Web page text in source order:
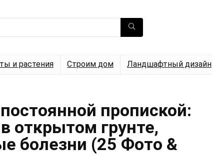
и растения Строим дом Ландшафтный дизайн
пропиской:
открытом грунте,
болезни (25 Фото &